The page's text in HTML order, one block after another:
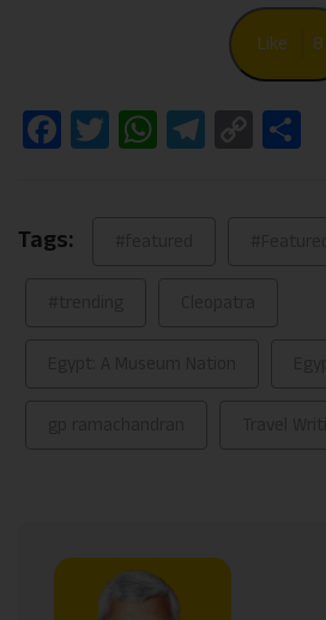
Like 8
Facebook
Twitter
WhatsApp
Telegram
Copy
Link
Tags: